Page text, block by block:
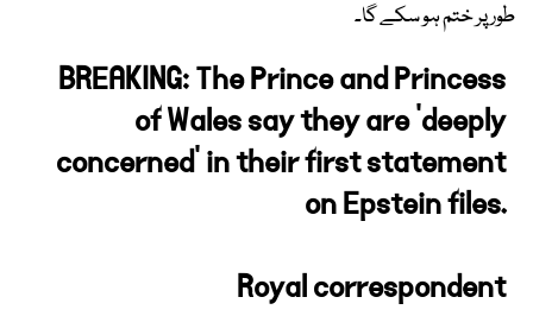
طور پر ختم ہو سکے گا۔
BREAKING: The Prince and Princess
of Wales say they are 'deeply
concerned' in their first statement
on Epstein files.
Royal correspondent